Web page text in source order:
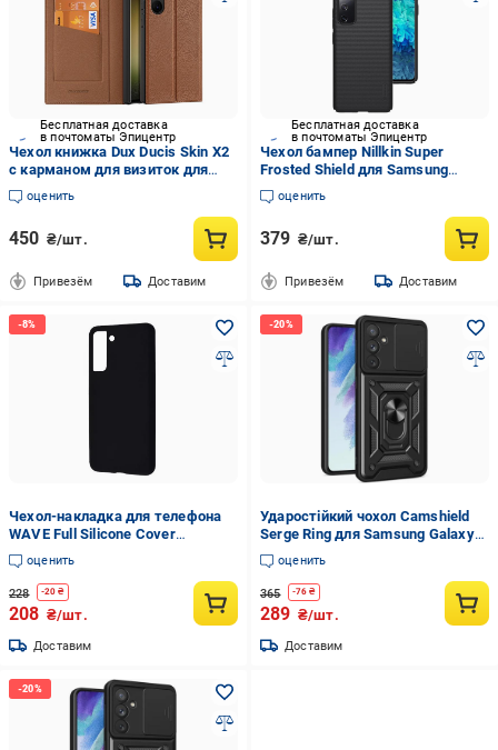
Бесплатная доставка
в почтоматы Эпицентр
Чехол книжка Dux Ducis Skin X2
с карманом для визиток для
Samsung Galaxy S23 Ultra Brown
оценить
450 ₴/шт.
Привезём Доставим
Бесплатная доставка
в почтоматы Эпицентр
Чехол бампер Nillkin Super
Frosted Shield для Samsung
Galaxy S20 FE 2020 / 2022 Black
оценить
379 ₴/шт.
Привезём Доставим
Чехол-накладка для телефона
WAVE Full Silicone Cover
Samsung Galaxy S21 Black
(309870001)
оценить
228 -20 ₴
208 ₴/шт.
Доставим
Ударостійкий чохол Camshield
Serge Ring для Samsung Galaxy
A54 5G Черный
оценить
365 -76 ₴
289 ₴/шт.
Доставим